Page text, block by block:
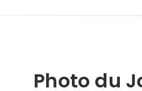
Photo du